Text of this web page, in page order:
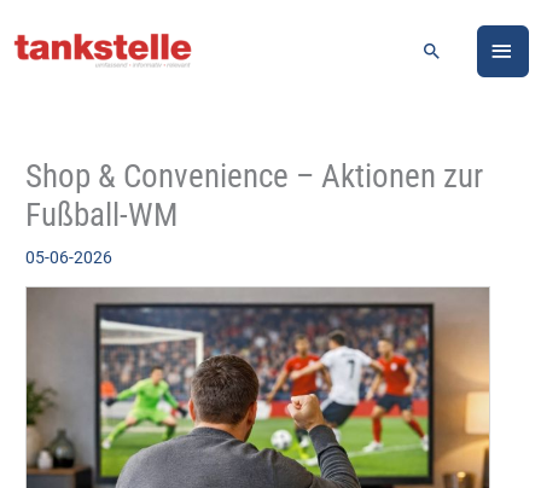
Inhalt
Suchen
Shop & Convenience – Aktionen zur
Fußball-WM
05-06-2026